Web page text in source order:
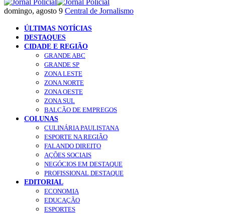
domingo, agosto 9 Central de Jornalismo
ÚLTIMAS NOTÍCIAS
DESTAQUES
CIDADE E REGIÃO
GRANDE ABC
GRANDE SP
ZONA LESTE
ZONA NORTE
ZONA OESTE
ZONA SUL
BALCÃO DE EMPREGOS
COLUNAS
CULINÁRIA PAULISTANA
ESPORTE NA REGIÃO
FALANDO DIREITO
AÇÕES SOCIAIS
NEGÓCIOS EM DESTAQUE
PROFISSIONAL DESTAQUE
EDITORIAL
ECONOMIA
EDUCAÇÃO
ESPORTES